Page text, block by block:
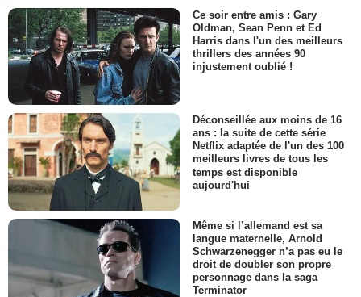
Ce soir entre amis : Gary
Oldman, Sean Penn et Ed
Harris dans l'un des meilleurs
thrillers des années 90
injustement oublié !
Déconseillée aux moins de 16
ans : la suite de cette série
Netflix adaptée de l'un des 100
meilleurs livres de tous les
temps est disponible
aujourd'hui
Même si l’allemand est sa
langue maternelle, Arnold
Schwarzenegger n’a pas eu le
droit de doubler son propre
personnage dans la saga
Terminator